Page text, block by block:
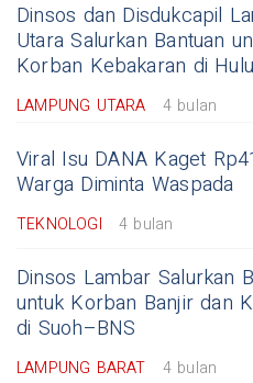
Dinsos dan Disdukcapil
Utara Salurkan Bantuan
Korban Kebakaran di
LAMPUNG UTARA 4 bulan
Viral Isu DANA Kaget
Warga Diminta Waspada
TEKNOLOGI 4 bulan
Dinsos Lambar Salurkan
untuk Korban Banjir dan
di Suoh–BNS
LAMPUNG BARAT 4 bulan